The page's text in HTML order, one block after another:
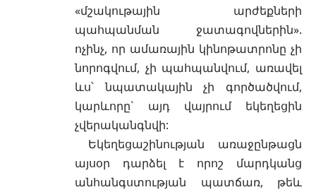
«մշակութային արժեքների
պահպանման ջատագովներին».
ոչինչ, որ ամառային կինոթատրոնը չի
նորոգվում, չի պահպանվում, առավել
ևս՝ նպատակային չի գործածվում,
կարևորը` այդ վայրում եկեղեցին
չվերականգնվի:
Եկեղեցաշինության առաջընթացն
այսօր դարձել է որոշ մարդկանց
անհանգստության պատճառ, թեև